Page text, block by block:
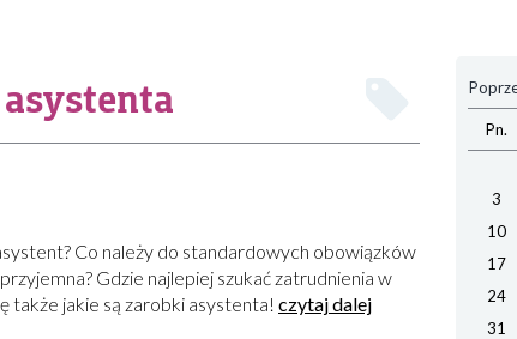
Co należy do standardowych obowiązków
Gdzie najlepiej szukać zatrudnienia w
także jakie są zarobki asystenta! czytaj dalej
Pn.
3
10
17
24
31